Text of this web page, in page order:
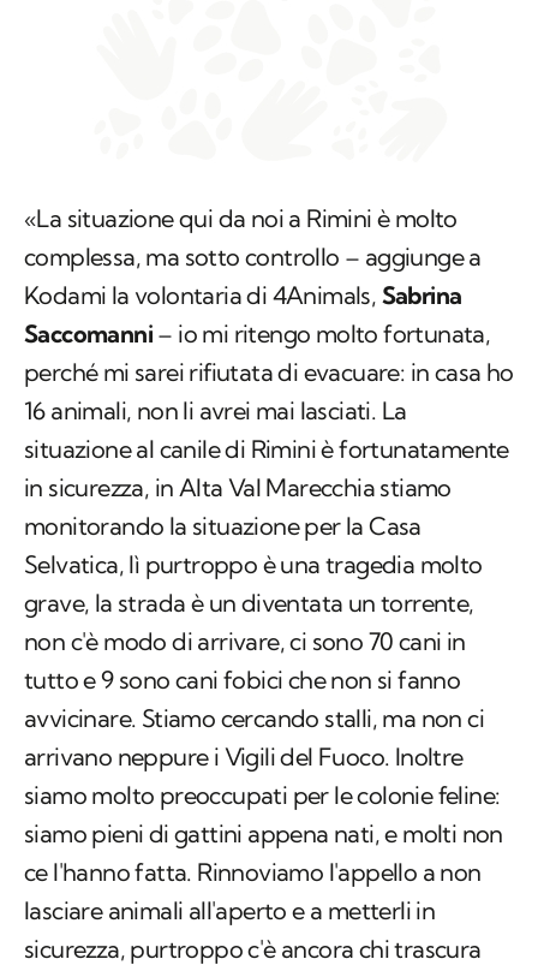
«La situazione qui da noi a Rimini è molto
complessa, ma sotto controllo – aggiunge a
Kodami la volontaria di 4Animals, Sabrina
Saccomanni – io mi ritengo molto fortunata,
perché mi sarei rifiutata di evacuare: in casa ho
16 animali, non li avrei mai lasciati. La
situazione al canile di Rimini è fortunatamente
in sicurezza, in Alta Val Marecchia stiamo
monitorando la situazione per la Casa
Selvatica, lì purtroppo è una tragedia molto
grave, la strada è un diventata un torrente,
non c'è modo di arrivare, ci sono 70 cani in
tutto e 9 sono cani fobici che non si fanno
avvicinare. Stiamo cercando stalli, ma non ci
arrivano neppure i Vigili del Fuoco. Inoltre
siamo molto preoccupati per le colonie feline:
siamo pieni di gattini appena nati, e molti non
ce l'hanno fatta. Rinnoviamo l'appello a non
lasciare animali all'aperto e a metterli in
sicurezza, purtroppo c'è ancora chi trascura